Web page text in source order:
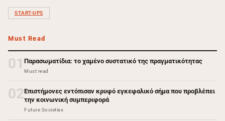
START-UPS
Must Read
01 Παρασωματίδια: το χαμένο συστατικό της πραγματικότητας
Must read
02Επιστήμονες εντόπισαν κρυφό εγκεφαλικό σήμα που προβλέπει
την κοινωνική συμπεριφορά
Future Societies